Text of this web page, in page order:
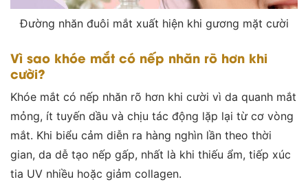
Đường nhăn đuôi mắt xuất hiện khi gương mặt cười
Vì sao khóe mắt có nếp nhăn rõ hơn khi
cười?
Khóe mắt có nếp nhăn rõ hơn khi cười vì da quanh mắt
mỏng, ít tuyến dầu và chịu tác động lặp lại từ cơ vòng
mắt. Khi biểu cảm diễn ra hàng nghìn lần theo thời
gian, da dễ tạo nếp gấp, nhất là khi thiếu ẩm, tiếp xúc
tia UV nhiều hoặc giảm collagen.